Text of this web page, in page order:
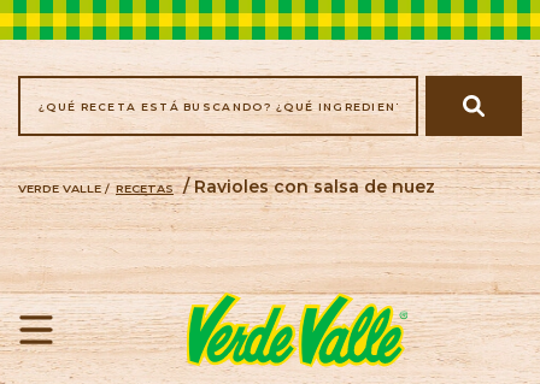
VERDE VALLE / RECETAS / Ravioles con salsa de nuez